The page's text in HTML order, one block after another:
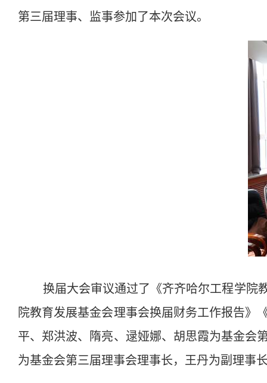
第三届理事、监事参加了本次会议。
换届大会审议通过了《齐齐哈尔工程学院
院教育发展基金会理事会换届财务工作报告》
平、郑洪波、隋亮、逯娅娜、胡思霞为基金会
为基金会第三届理事会理事长，王丹为副理事